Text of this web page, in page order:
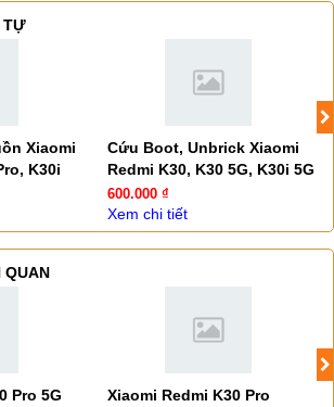
TỰ
Xiaomi
K30i
Cứu Boot, Unbrick Xiaomi
Redmi K30, K30 5G, K30i 5G
600.000 ₫
Xem chi tiết
QUAN
Pro 5G
Xiaomi Redmi K30 Pro